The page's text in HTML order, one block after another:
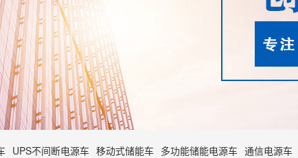
UPS不间断电源车 移动式储能车 多功能储能电源车 通信电源车